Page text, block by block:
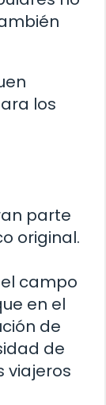
los
parte
original.
campo
en el
de
de
viajeros